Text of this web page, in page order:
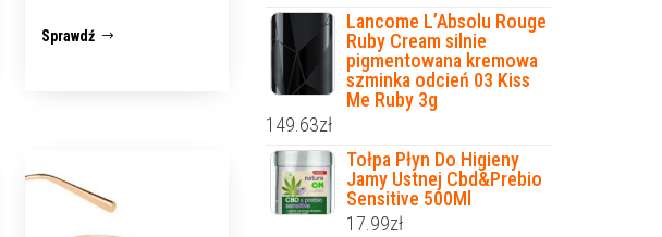
Sprawdź
Lancome L’Absolu Rouge
Ruby Cream silnie
pigmentowana kremowa
szminka odcień 03 Kiss
Me Ruby 3g
149.63zł
Tołpa Płyn Do Higieny
Jamy Ustnej Cbd&Prebio
Sensitive 500Ml
17.99zł